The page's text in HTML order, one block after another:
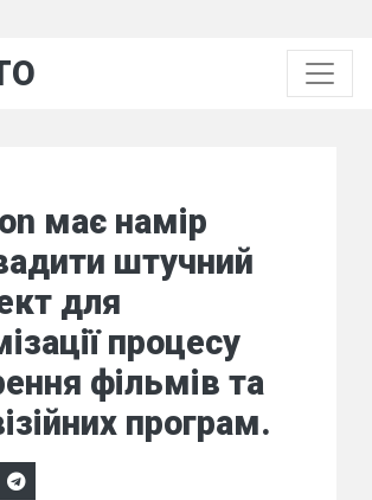
має намір
штучний
для
процесу
фільмів та
програм.